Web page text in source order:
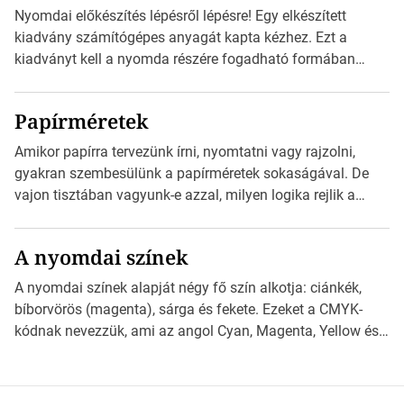
alkalmazást, ami leolvasni és dekódolni képes az URL-
információt és átirányítja a telefon böngészőjét a cég
weblapjára. A QR-kód beolvasása után a felhasználó
Nyomdai előkészítés lépésről lépésre! Egy elkészített
kiadvány számítógépes anyagát kapta kézhez. Ezt a
kiadványt kell a nyomda részére fogadható formában
Illustratorban készült vektorgrafika. *Hirdetés Minden
esetben konzultáljunk a nyomdával, mielőtt elkezdjük a
nyomdai előkészítést!Nehogy az elkészült munka után
derüljön ki, hogy valamit másképp kellett volna csinálni! […]
Papírméretek
Amikor papírra tervezünk írni, nyomtatni vagy rajzolni,
gyakran szembesülünk a papírméretek sokaságával. De
vajon tisztában vagyunk-e azzal, milyen logika rejlik a
*Hirdetés Ebben a cikkben a papírméretek izgalmas
világába kalauzolunk el téged, hogy jobban megértsd,
milyen szempontok alapján érdemes választanod a
jövőben. Bevezetés a papírméretek világába A […]
A nyomdai színek
A nyomdai színek alapját négy fő szín alkotja: ciánkék,
bíborvörös (magenta), sárga és fekete. Ezeket a CMYK-
kódnak nevezzük, ami az angol Cyan, Magenta, Yellow és